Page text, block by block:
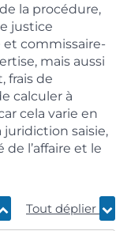
la procédure,
justice
commissaire-
mais aussi
frais de
calculer à
cela varie en
saisie,
l’affaire et le
Tout déplier